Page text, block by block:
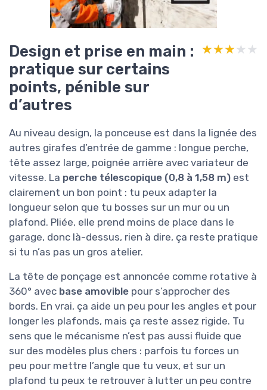
Design et prise en main :
pratique sur certains
points, pénible sur
d’autres
★★★★★
★★★★★
Au niveau design, la ponceuse est dans la lignée des
autres girafes d’entrée de gamme : longue perche,
tête assez large, poignée arrière avec variateur de
vitesse. La perche télescopique (0,8 à 1,58 m) est
clairement un bon point : tu peux adapter la
longueur selon que tu bosses sur un mur ou un
plafond. Pliée, elle prend moins de place dans le
garage, donc là-dessus, rien à dire, ça reste pratique
si tu n’as pas un gros atelier.
La tête de ponçage est annoncée comme rotative à
360° avec base amovible pour s’approcher des
bords. En vrai, ça aide un peu pour les angles et pour
longer les plafonds, mais ça reste assez rigide. Tu
sens que le mécanisme n’est pas aussi fluide que
sur des modèles plus chers : parfois tu forces un
peu pour mettre l’angle que tu veux, et sur un
plafond tu peux te retrouver à lutter un peu contre